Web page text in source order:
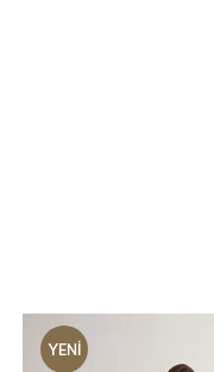
YENI